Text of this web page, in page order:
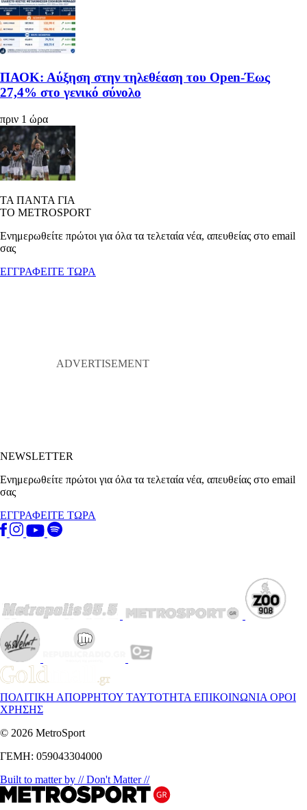
ΠΑΟΚ: Αύξηση στην τηλεθέαση του Open-Έως
27,4% στο γενικό σύνολο
πριν 1 ώρα
ΤΑ ΠΑΝΤΑ ΓΙΑ
ΤΟ METROSPORT
Ενημερωθείτε πρώτοι για όλα τα τελεταία νέα, απευθείας στο email
σας
ΕΓΓΡΑΦΕΙΤΕ ΤΩΡΑ
NEWSLETTER
Ενημερωθείτε πρώτοι για όλα τα τελεταία νέα, απευθείας στο email
σας
ΕΓΓΡΑΦΕΙΤΕ ΤΩΡΑ
ΠΟΛΙΤΙΚΗ ΑΠΟΡΡΗΤΟΥ ΤΑΥΤΟΤΗΤΑ ΕΠΙΚΟΙΝΩΝΙΑ ΟΡΟΙ
ΧΡΗΣΗΣ
© 2026 MetroSport
ΓΕΜΗ: 059043304000
Built to matter by // Don't Matter //